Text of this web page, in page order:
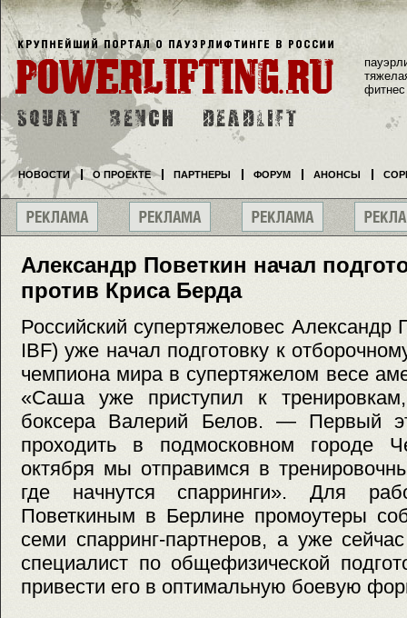
Александр Поветкин начал
против Криса Берда
Российский супертяжеловес Александр
IBF) уже начал подготовку к
чемпиона мира в супертяжелом весе
«Саша уже приступил к
боксера Валерий Белов. — Первый
проходить в подмосковном городе
октября мы отправимся в
где начнутся спарринги». Для
Поветкиным в Берлине промоутеры
семи спарринг-партнеров, а уже
специалист по общефизической
привести его в оптимальную боевую
фитнес
НОВОСТИ О ПРОЕКТЕ ПАРТНЕРЫ ФОРУМ АНОНСЫ